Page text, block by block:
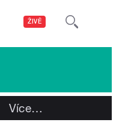
ŽIVĚ
Více…